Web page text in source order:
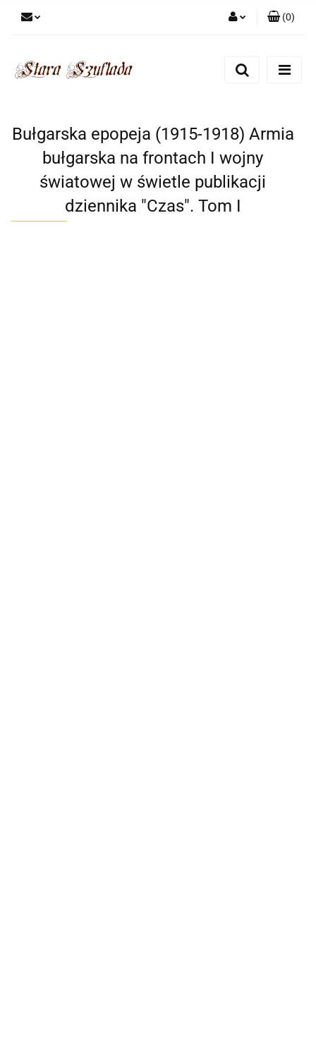
Zarejestruj się
(0)
Bułgarska epopeja (1915-1918) Armia
bułgarska na frontach I wojny
światowej w świetle publikacji
dziennika "Czas". Tom I